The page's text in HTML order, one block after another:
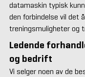
datamaskin typisk
den forbindelse vil det
treningsmuligheter og
Ledende
og bedrift
Vi selger noen av de